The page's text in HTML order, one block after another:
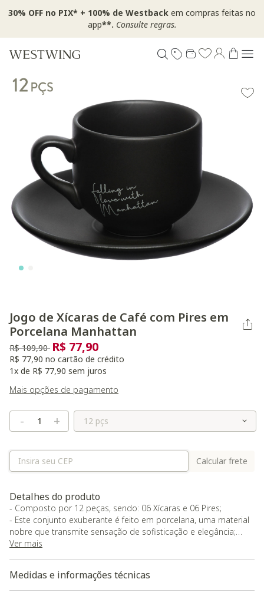
30% OFF no PIX* + 100% de Westback em compras feitas no
app**. Consulte regras.
Jogo de Xícaras de Café com Pires em
Porcelana Manhattan
Preço reduzido de
R$ 109,90 para
R$ 77,90
R$ 77,90 no cartão de crédito
1x de R$ 77,90 sem juros
Mais opções de pagamento
- + Selecione o Tamanho
Calcular frete
Detalhes do produto
- Composto por 12 peças, sendo: 06 Xícaras e 06 Pires;
- Este conjunto exuberante é feito em porcelana, uma material
nobre que transmite sensação de sofisticação e elegância;
- Com sua cor principal impecável, preto, oferece um toque de
decoração e comodidade em seu lar ou escritório.
Ver mais
Medidas e informações técnicas